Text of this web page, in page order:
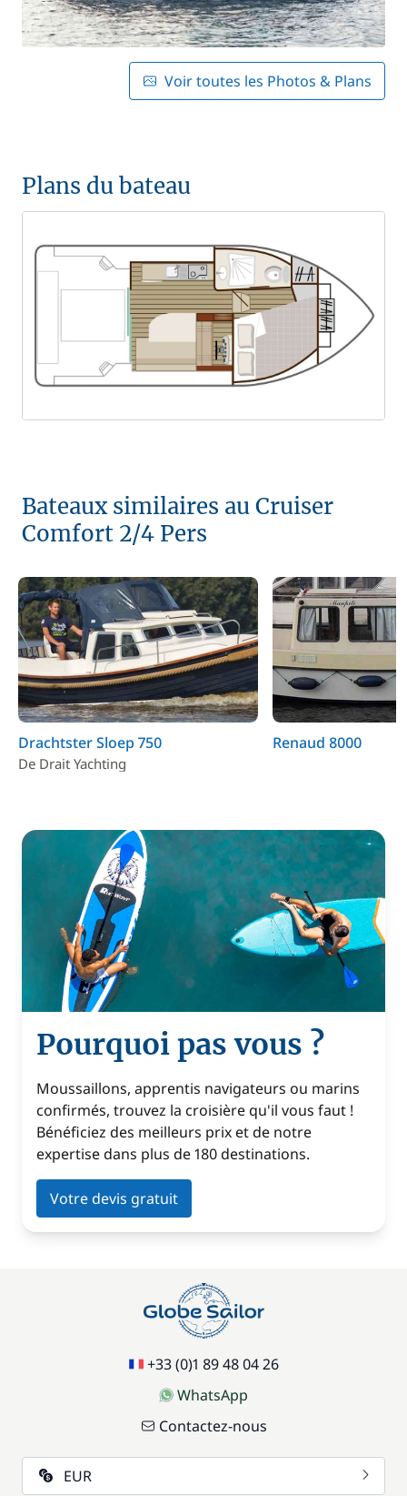
Voir toutes les Photos & Plans
Plans du bateau
Bateaux similaires au Cruiser
Comfort 2/4 Pers
Drachtster Sloep 750
De Drait Yachting
Renaud 8000
Pourquoi pas vous ?
Moussaillons, apprentis navigateurs ou marins
confirmés, trouvez la croisière qu'il vous faut !
Bénéficiez des meilleurs prix et de notre
expertise dans plus de 180 destinations.
Votre devis gratuit
+33 (0)1 89 48 04 26
WhatsApp
Contactez-nous
EUR